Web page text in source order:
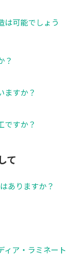
は可能でしょう
？
ますか？
ですか？
て
ありますか？
ィア・ラミネート